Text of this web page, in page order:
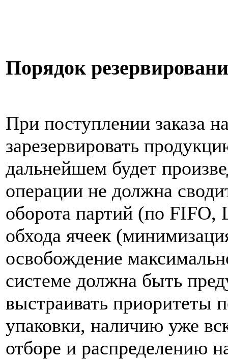
Порядок
При поступлении заказа
зарезервировать
дальнейшем будет
операции не должна
оборота партий (по
обхода ячеек
освобождение
системе должна быть
выстраивать приоритеты
упаковки, наличию уже
отборе и распределению